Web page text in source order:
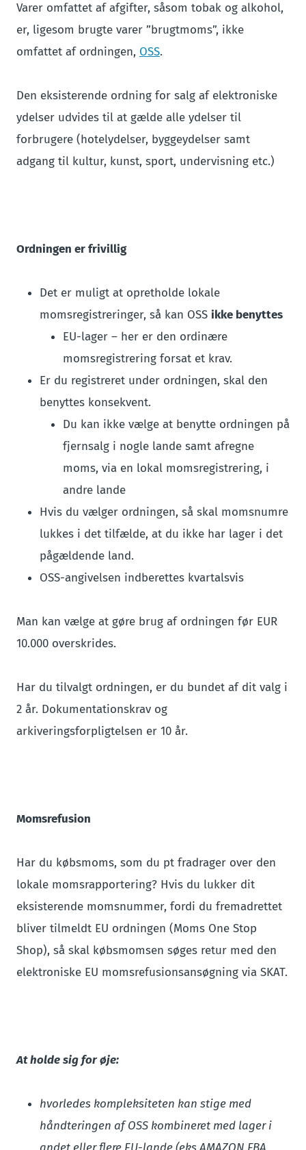
Varer omfattet af afgifter, såsom tobak og alkohol,
er, ligesom brugte varer ”brugtmoms”, ikke
omfattet af ordningen, OSS.
Den eksisterende ordning for salg af elektroniske
ydelser udvides til at gælde alle ydelser til
forbrugere (hotelydelser, byggeydelser samt
adgang til kultur, kunst, sport, undervisning etc.)
Ordningen er frivillig
Det er muligt at opretholde lokale
momsregistreringer, så kan OSS ikke benyttes
EU-lager – her er den ordinære
momsregistrering forsat et krav.
Er du registreret under ordningen, skal den
benyttes konsekvent.
Du kan ikke vælge at benytte ordningen på
fjernsalg i nogle lande samt afregne
moms, via en lokal momsregistrering, i
andre lande
Hvis du vælger ordningen, så skal momsnumre
lukkes i det tilfælde, at du ikke har lager i det
pågældende land.
OSS-angivelsen indberettes kvartalsvis
Man kan vælge at gøre brug af ordningen før EUR
10.000 overskrides.
Har du tilvalgt ordningen, er du bundet af dit valg i
2 år. Dokumentationskrav og
arkiveringsforpligtelsen er 10 år.
Momsrefusion
Har du købsmoms, som du pt fradrager over den
lokale momsrapportering? Hvis du lukker dit
eksisterende momsnummer, fordi du fremadrettet
bliver tilmeldt EU ordningen (Moms One Stop
Shop), så skal købsmomsen søges retur med den
elektroniske EU momsrefusionsansøgning via SKAT.
At holde sig for øje:
hvorledes kompleksiteten kan stige med
håndteringen af OSS kombineret med lager i